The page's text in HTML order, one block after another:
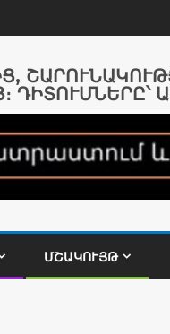
ԴԻՏՈՒՄՆԵՐԸ՝
ՄՇԱԿՈՒՅԹ